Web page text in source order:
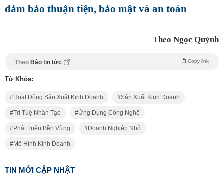
đảm bảo thuận tiện, bảo mật và an toàn
Theo Ngọc Quỳnh
Theo Báo tin tức Copy link
Từ Khóa:
Hoạt Động Sản Xuất Kinh Doanh Sản Xuất Kinh Doanh
Trí Tuệ Nhân Tạo Ứng Dụng Công Nghệ
Phát Triển Bền Vững Doanh Nghiệp Nhỏ
Mô Hình Kinh Doanh
TIN MỚI CẬP NHẬT